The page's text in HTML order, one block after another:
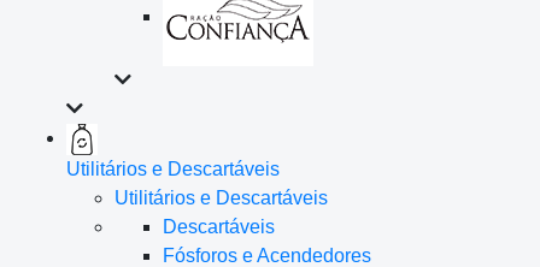
Utilitários e Descartáveis
Utilitários e Descartáveis
Descartáveis
Fósforos e Acendedores